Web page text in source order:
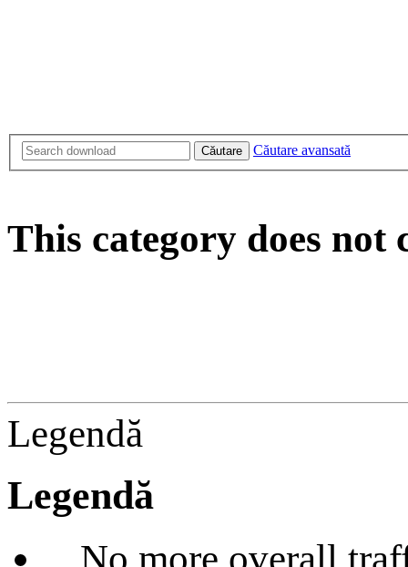
Căutare Căutare avansată
This category does not
Legendă
Legendă
No more overall